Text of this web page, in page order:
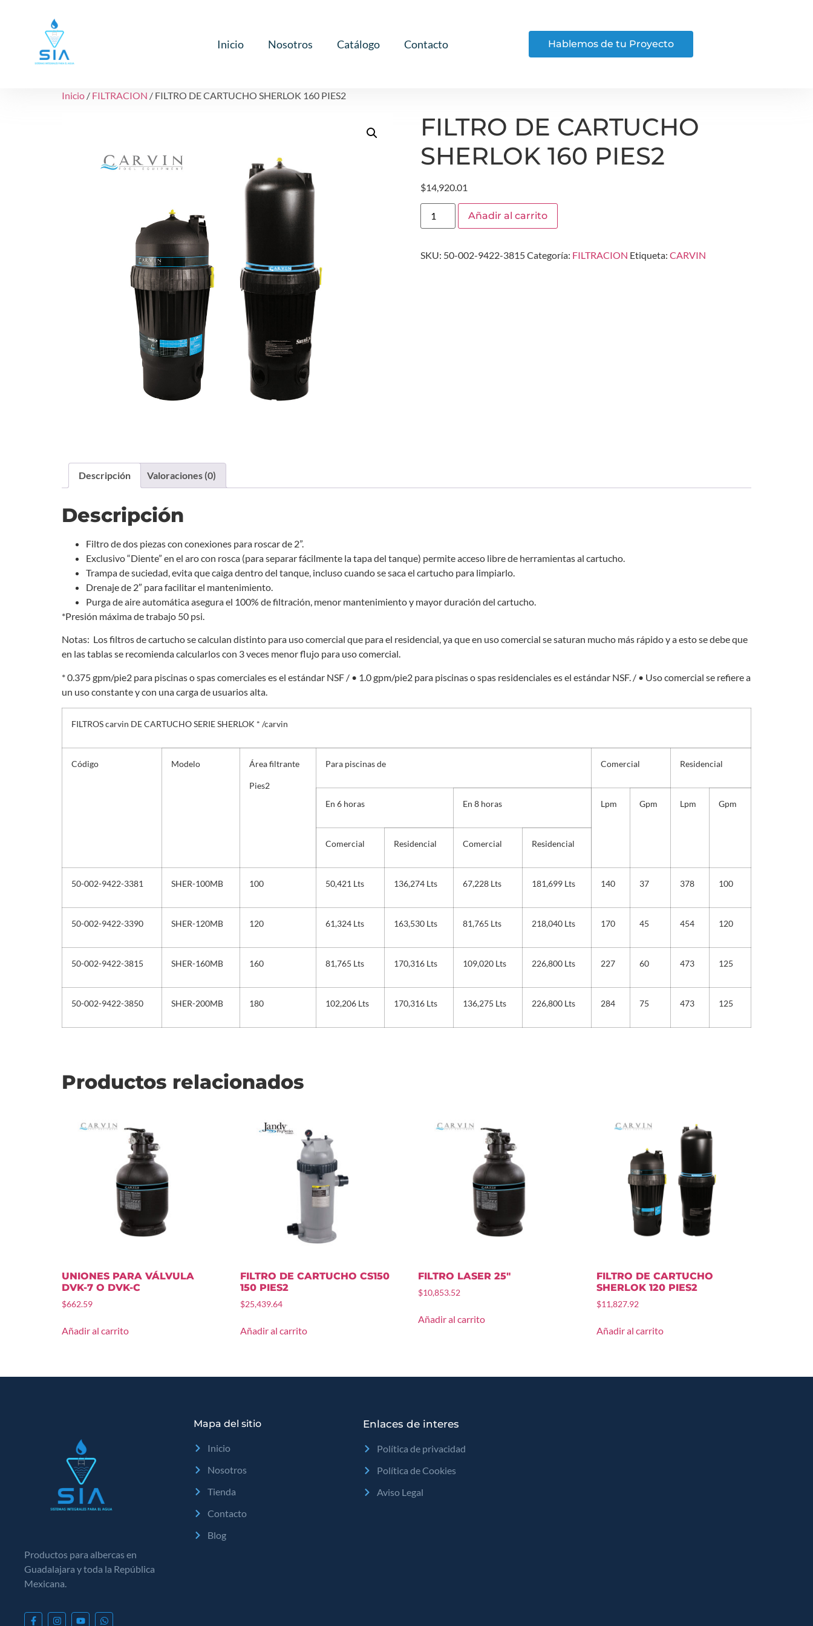
Inicio Nosotros Catálogo Contacto Hablemos de tu Proyecto
Inicio / FILTRACION / FILTRO DE CARTUCHO SHERLOK 160 PIES2
FILTRO DE CARTUCHO
SHERLOK 160 PIES2
$14,920.01
Añadir al carrito
SKU: 50-002-9422-3815Categoría: FILTRACION Etiqueta: CARVIN
Descripción Valoraciones (0)
Descripción
Filtro de dos piezas con conexiones para roscar de 2”.
Exclusivo “Diente” en el aro con rosca (para separar fácilmente la tapa del tanque) permite acceso libre de herramientas al cartucho.
Trampa de suciedad, evita que caiga dentro del tanque, incluso cuando se saca el cartucho para limpiarlo.
Drenaje de 2″ para facilitar el mantenimiento.
Purga de aire automática asegura el 100% de filtración, menor mantenimiento y mayor duración del cartucho.
*Presión máxima de trabajo 50 psi.
Notas: Los filtros de cartucho se calculan distinto para uso comercial que para el residencial, ya que en uso comercial se saturan mucho más rápido y a esto se debe que
en las tablas se recomienda calcularlos con 3 veces menor flujo para uso comercial.
* 0.375 gpm/pie2 para piscinas o spas comerciales es el estándar NSF / • 1.0 gpm/pie2 para piscinas o spas residenciales es el estándar NSF. / • Uso comercial se refiere a
un uso constante y con una carga de usuarios alta.
FILTROS carvin DE CARTUCHO SERIE SHERLOK * /carvin
Código Modelo Área filtrante
Pies2
Para piscinas de Comercial Residencial
En 6 horas En 8 horas Lpm Gpm Lpm Gpm
Comercial Residencial Comercial Residencial
50-002-9422-3381 SHER-100MB 100 50,421 Lts 136,274 Lts 67,228 Lts 181,699 Lts 140 37 378 100
50-002-9422-3390 SHER-120MB 120 61,324 Lts 163,530 Lts 81,765 Lts 218,040 Lts 170 45 454 120
50-002-9422-3815 SHER-160MB 160 81,765 Lts 170,316 Lts 109,020 Lts 226,800 Lts 227 60 473 125
50-002-9422-3850 SHER-200MB 180 102,206 Lts 170,316 Lts 136,275 Lts 226,800 Lts 284 75 473 125
Productos relacionados
UNIONES PARA VÁLVULA
DVK-7 O DVK-C
$662.59
Añadir al carrito
FILTRO DE CARTUCHO CS150
150 PIES2
$25,439.64
Añadir al carrito
FILTRO LASER 25″
$10,853.52
Añadir al carrito
FILTRO DE CARTUCHO
SHERLOK 120 PIES2
$11,827.92
Añadir al carrito
Productos para albercas en
Guadalajara y toda la República
Mexicana.
Mapa del sitio
Inicio
Nosotros
Tienda
Contacto
Blog
Enlaces de interes
Política de privacidad
Política de Cookies
Aviso Legal